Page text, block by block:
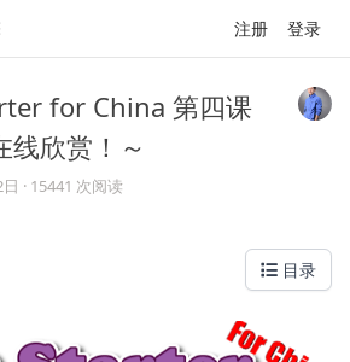
注册 登录
for China 第四课
线欣赏！～
· 15441 次阅读
目录